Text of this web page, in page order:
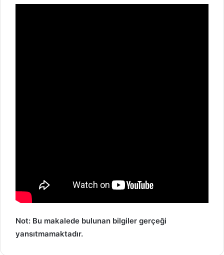
Not: Bu makalede bulunan bilgiler gerçeği
yansıtmamaktadır.